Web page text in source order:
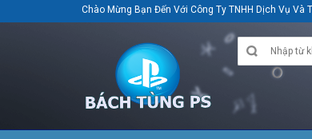
Chào Mừng Bạn Đến Với Công Ty TNHH Dịch Vụ Và